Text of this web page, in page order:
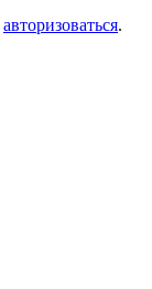
авторизоваться.